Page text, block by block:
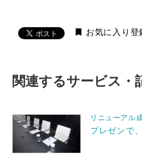
お気に入り登
関連するサービス・
リニューアル
プレゼンで